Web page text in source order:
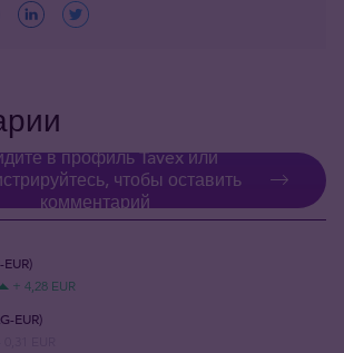
в профиль Tavex или
чтобы оставить
комментарий
+ 4,28 EUR
EUR)